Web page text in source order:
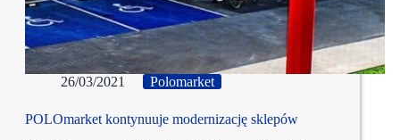
26/03/2021 Polomarket
POLOmarket kontynuuje modernizację sklepów